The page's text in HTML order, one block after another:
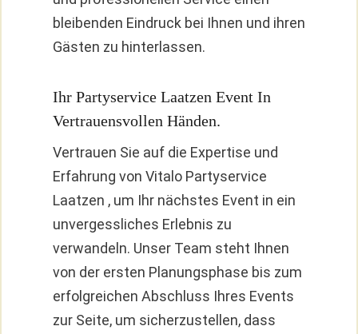
bleibenden Eindruck bei Ihnen und ihren
Gästen zu hinterlassen.
Ihr Partyservice Laatzen Event In
Vertrauensvollen Händen.
Vertrauen Sie auf die Expertise und
Erfahrung von Vitalo Partyservice
Laatzen , um Ihr nächstes Event in ein
unvergessliches Erlebnis zu
verwandeln. Unser Team steht Ihnen
von der ersten Planungsphase bis zum
erfolgreichen Abschluss Ihres Events
zur Seite, um sicherzustellen, dass